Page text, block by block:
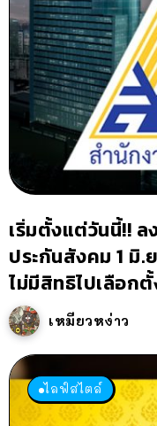
เริ่มตั้งแต่วันนี้!! ล
ประกันสังคม 1 มิ.
ไม่มีสิทธิไปเลือกตั้
เหมียวหง่าว
ไลฟ์สไตล์